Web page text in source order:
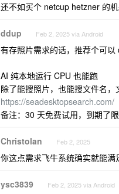
还不如买个 netcup hetzner 的
ddup Feb 2, 2025 via Android
有存照片需求的话，推荐个可
AI 纯本地运行 CPU 也能跑
除了能搜照片，也能搜文件名，
https://seadesktopsearch.com/
备注：30 天免费试用，到期了
Christolan Feb 2, 2025
你这点需求飞牛系统确实就能
ysc3839 Feb 2, 2025 via Android